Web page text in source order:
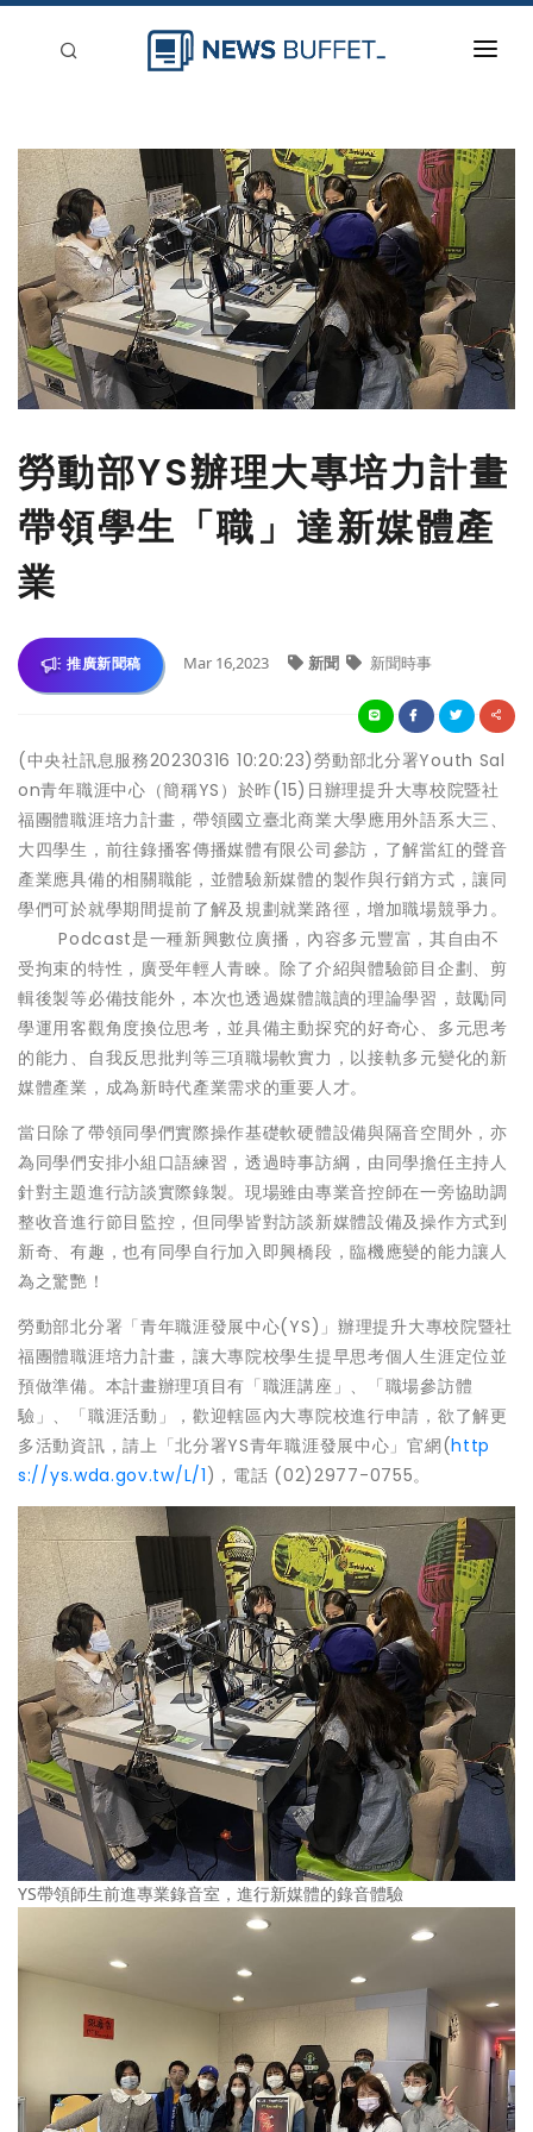
新聞稿分類
登入
刊登
勞動部YS辦理大專培力計畫
帶領學生「職」達新媒體產
業
推廣新聞稿 Mar 16,2023 新聞 新聞時事
(中央社訊息服務20230316 10:20:23)勞動部北分署Youth Sal
on青年職涯中心（簡稱YS）於昨(15)日辦理提升大專校院暨社
福團體職涯培力計畫，帶領國立臺北商業大學應用外語系大三、
大四學生，前往錄播客傳播媒體有限公司參訪，了解當紅的聲音
產業應具備的相關職能，並體驗新媒體的製作與行銷方式，讓同
學們可於就學期間提前了解及規劃就業路徑，增加職場競爭力。
Podcast是一種新興數位廣播，內容多元豐富，其自由不
受拘束的特性，廣受年輕人青睞。除了介紹與體驗節目企劃、剪
輯後製等必備技能外，本次也透過媒體識讀的理論學習，鼓勵同
學運用客觀角度換位思考，並具備主動探究的好奇心、多元思考
的能力、自我反思批判等三項職場軟實力，以接軌多元變化的新
媒體產業，成為新時代產業需求的重要人才。
當日除了帶領同學們實際操作基礎軟硬體設備與隔音空間外，亦
為同學們安排小組口語練習，透過時事訪綱，由同學擔任主持人
針對主題進行訪談實際錄製。現場雖由專業音控師在一旁協助調
整收音進行節目監控，但同學皆對訪談新媒體設備及操作方式到
新奇、有趣，也有同學自行加入即興橋段，臨機應變的能力讓人
為之驚艷！
勞動部北分署「青年職涯發展中心(YS)」辦理提升大專校院暨社
福團體職涯培力計畫，讓大專院校學生提早思考個人生涯定位並
預做準備。本計畫辦理項目有「職涯講座」、「職場參訪體
驗」、「職涯活動」，歡迎轄區內大專院校進行申請，欲了解更
多活動資訊，請上「北分署YS青年職涯發展中心」官網(http
s://ys.wda.gov.tw/L/1)，電話 (02)2977-0755。
YS帶領師生前進專業錄音室，進行新媒體的錄音體驗